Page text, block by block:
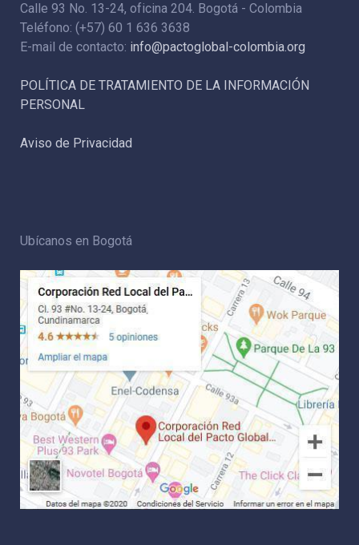
Calle 93 No. 13-24, oficina 204. Bogotá - Colombia
Teléfono: (+57) 60 1 636 3638
E-mail de contacto: info@pactoglobal-colombia.org
POLÍTICA DE TRATAMIENTO DE LA INFORMACIÓN
PERSONAL
Aviso de Privacidad
Ubícanos en Bogotá